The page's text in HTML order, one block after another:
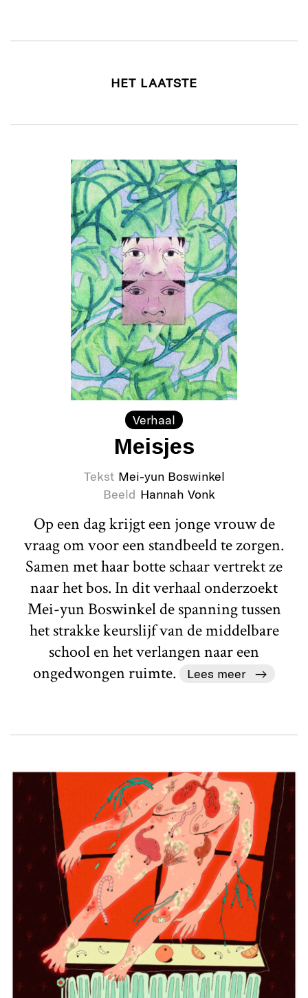
HET LAATSTE
Verhaal
Meisjes
Tekst Mei-yun Boswinkel
Beeld Hannah Vonk
Op een dag krijgt een jonge vrouw de
vraag om voor een standbeeld te zorgen.
Samen met haar botte schaar vertrekt ze
naar het bos. In dit verhaal onderzoekt
Mei-yun Boswinkel de spanning tussen
het strakke keurslijf van de middelbare
school en het verlangen naar een
ongedwongen ruimte.
Lees meer